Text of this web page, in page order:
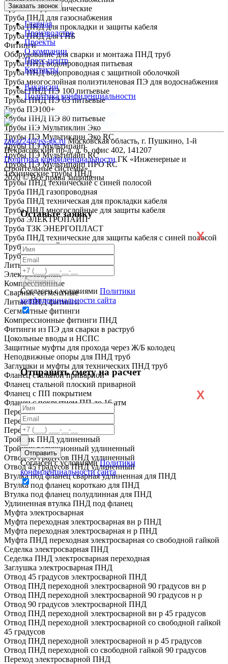
Трубы ПНД технические
Труба ПНД для газоснабжения
Труба ПНД для прокладки и защиты кабеля
Труба ПНД для ГНБ
Фитинги
Оборудование для сварки и монтажа ПНД труб
Труба ПНД водопроводная питьевая
Труба ПНД водопроводная с защитной оболочкой
Труба многослойная полиэтиленовая ПЭ для водоснабжения
Трубы ПНД ПЭ 100 питьевые
Трубы ПНД ПЭ 63 питьевые
Труба ПЭ100+
Трубы ПНД ПЭ 80 питьевые
Трубы ПЭ Мультиклин Эко
Трубы ПЭ Мультиклин Эко RC
Трубы ПЭ Мультипайп
Трубы ПЭ Мультипайп RC
Трубы ПЭ Мультипайп ПРО RC
Технические трубы ПНД
Трубы ПНД технические с синей полосой
Труба ПНД газопроводная
Труба ПНД техническая для прокладки кабеля
Труба ПНД многослойные для защиты кабеля
Труба ЭЛЕКТРОПАЙП
Труба ТЗК ЭНЕРГОПЛАСТ
Труба ПНД технические для защиты кабеля с синей полосой
Труба ЭКОЛАЙН
Труба ГОСТ Р МЭК
Литые
Электросварные
Компрессионные
Сварные сегментные
Литые ПНД фитинги
Сегментные фитинги
Компрессионные фитинги ПНД
Фитинги из ПЭ для сварки в раструб
Цокольные вводы и НСПС
Защитные муфты для прохода через Ж/Б колодец
Неподвижные опоры для ПНД труб
Заглушки и муфты для технических ПНД труб
Фланец стальной приварной
Фланец стальной плоский приварной
Фланец с ПП покрытием
Фланец с покрытием ПП до 16 атм
Переход ПНД короткий
Переход ПНД удлиненный
Переход ПЭ сталь
Тройник ПНД удлиненный
Тройник редукционный удлиненный
Отвод 90 градусов ПНД удлиненный
Отвод 45 градусов ПНД удлиненный
Втулка под фланец сварная удлиненная для ПНД
Втулка под фланец короткаю для ПНД
Втулка под фланец полудлинная для ПНД
Удлиненная втулка ПНД под фланец
Муфта электросварная
Муфта переходная электросварная вн р ПНД
Муфта переходная электросварная н р ПНД
Муфта ПНД переходная электросварная со свободной гайкой
Седелка электросварная ПНД
Седелка ПНД электросварная переходная
Заглушка электросварная ПНД
Отвод 45 градусов электросварной ПНД
Отвод ПНД переходной электросварной 90 градусов вн р
Отвод ПНД переходной электросварной 90 градусов н р
Отвод 90 градусов электросварной ПНД
Отвод ПНД переходной электросварной вн р 45 градусов
Отвод ПНД переходной электросварной со свободной гайкой
45 градусов
Отвод ПНД переходной электросварной н р 45 градусов
Отвод ПНД переходной со свободной гайкой 90 градусов
Переход электросварной ПНД
Заказать звонок
Главная
Производство
Проекты
О компании
Пресс-центр
Контакты
Вакансии
Политика конфиденциальности
Скачать презентацию
Скачать реквизиты
zakaz24@iss-gk.ru Московская область, г. Пушкино, 1-й
Некрасовский пр-д, д. 6, офис 402, 141207
Политика конфиденциальности ГК «Инженерные и
строительные системы»
2020 © Все права защищены
Оставьте заявку
X
Согласен с условиями Политики
конфиденциальности сайта
Отправить смету на расчет
X
Согласен с условиямиПолитики
конфиденциальности сайта